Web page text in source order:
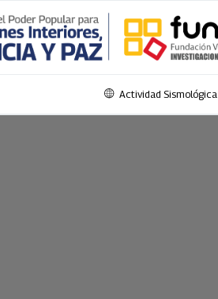
Actividad Sismológica